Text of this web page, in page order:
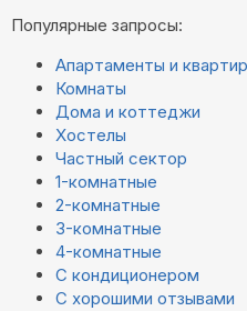
Популярные запросы:
Апартаменты и
Комнаты
Дома и коттеджи
Хостелы
Частный сектор
1-комнатные
2-комнатные
3-комнатные
4-комнатные
С кондиционером
С хорошими отзывами